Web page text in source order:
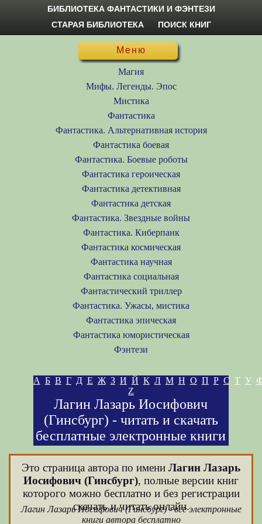
БИБЛИОТЕКА ФАНТАСТИКИ И ФЭНТЕЗИ
СТАРАЯ БИБЛИОТЕКА
ПОИСК КНИГ
Меню
Магия
Мифы. Легенды. Эпос
Мистика
Фантастика
Фантастика. Альтернативная история
Фантастика боевая
Фантастика. Боевые роботы
Фантастика героическая
Фантастика детективная
Фантастика детская
Фантастика. Звездные войны
Фантастика. Киберпанк
Фантастика космическая
Фантастика научная
Фантастика социальная
Фантастический триллер
Фантастика. Ужасы, мистика
Фантастика эпическая
Фантастика юмористическая
Фэнтези
А Б В Г Д Е Ж З И Й К Л М Н О П Р С Т У
Z
Лагин Лазарь Иосифович
(Гинсбург) - читать и скачать
бесплатные электронные книги
Это страница автора по имени Лагин Лазарь
Иосифович (Гинсбург), полные версии книг
которого можно бесплатно и без регистрации
скачать и читать онлайн.
Лагин Лазарь Иосифович (Гинсбург) - все электронные
книги автора бесплатно